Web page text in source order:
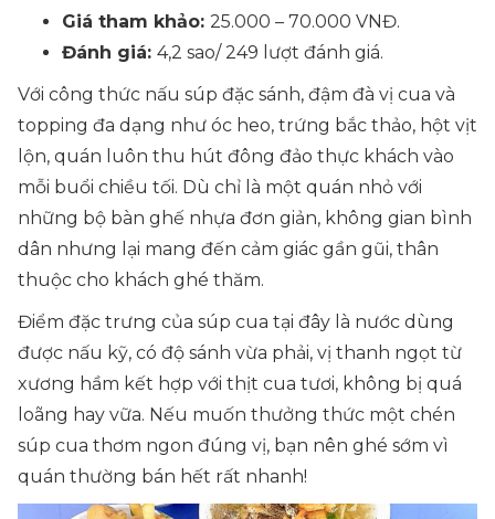
Giá tham khảo: 25.000 – 70.000 VNĐ.
Đánh giá: 4,2 sao/ 249 lượt đánh giá.
Với công thức nấu súp đặc sánh, đậm đà vị cua và
topping đa dạng như óc heo, trứng bắc thảo, hột vịt
lộn, quán luôn thu hút đông đảo thực khách vào
mỗi buổi chiều tối. Dù chỉ là một quán nhỏ với
những bộ bàn ghế nhựa đơn giản, không gian bình
dân nhưng lại mang đến cảm giác gần gũi, thân
thuộc cho khách ghé thăm.
Điểm đặc trưng của súp cua tại đây là nước dùng
được nấu kỹ, có độ sánh vừa phải, vị thanh ngọt từ
xương hầm kết hợp với thịt cua tươi, không bị quá
loãng hay vữa. Nếu muốn thưởng thức một chén
súp cua thơm ngon đúng vị, bạn nên ghé sớm vì
quán thường bán hết rất nhanh!